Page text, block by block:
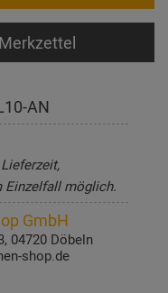
AN
Einzelfall möglich.
GmbH
04720 Döbeln
shop.de